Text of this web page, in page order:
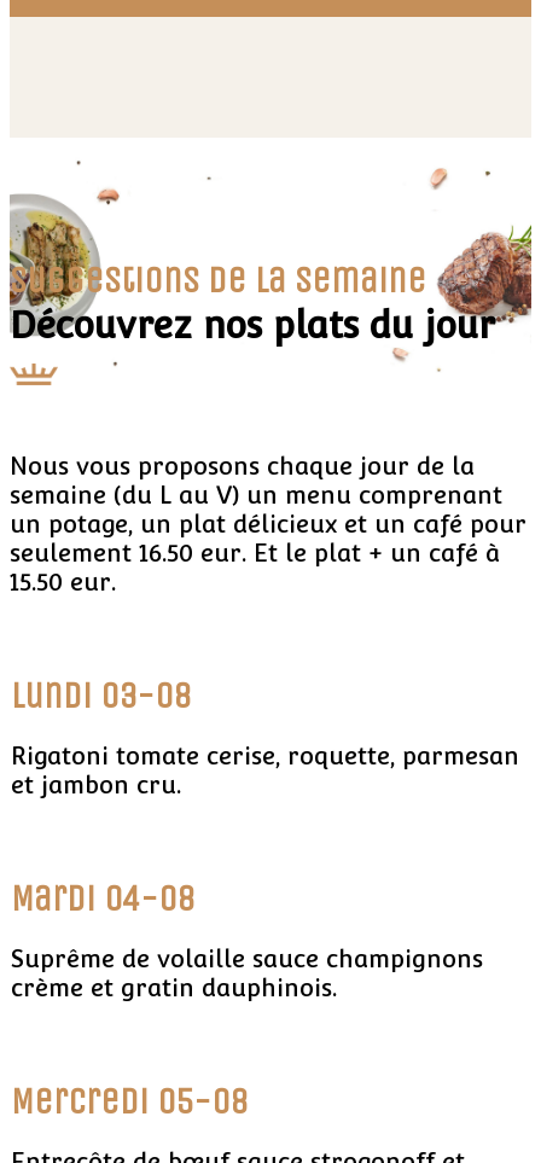
Suggestions de la semaine
Découvrez nos plats du jour
Nous vous proposons chaque jour de la
semaine (du L au V) un menu comprenant
un potage, un plat délicieux et un café pour
seulement 16.50 eur. Et le plat + un café à
15.50 eur.
Lundi 03-08
Rigatoni tomate cerise, roquette, parmesan
et jambon cru.
Mardi 04-08
Suprême de volaille sauce champignons
crème et gratin dauphinois.
Mercredi 05-08